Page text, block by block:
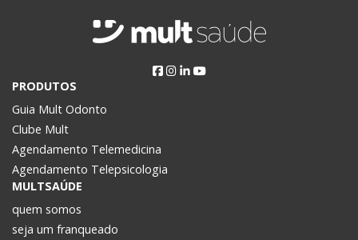
PRODUTOS
Guia Mult Odonto
Clube Mult
Agendamento Telemedicina
Agendamento Telepsicologia
MULTSAÚDE
quem somos
seja um franqueado